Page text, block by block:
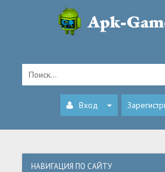
Вход
НАВИГАЦИЯ ПО САЙТУ